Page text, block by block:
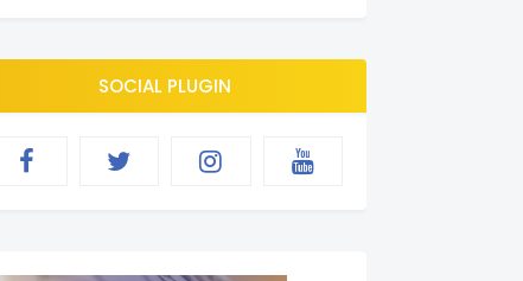
SOCIAL PLUGIN